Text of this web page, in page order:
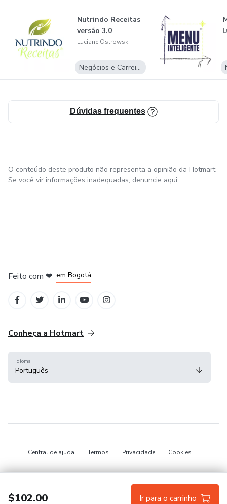
Nutrindo Receitas
versão 3.0
Luciane Ostrowski
Negócios e Carreira
Dúvidas frequentes
$102.00 Ir para o carrinho
O conteúdo deste produto não representa a opinião da Hotmart.
Se você vir informações inadequadas, denuncie aqui
Feito com ❤ em Bogotá
Conheça a Hotmart
Idioma
Português
Central de ajuda Termos Privacidade Cookies
Hotmart — 2011-2026 © Todos os direitos reservados.